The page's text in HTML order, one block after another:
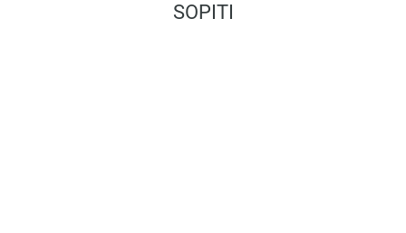
SOPITI